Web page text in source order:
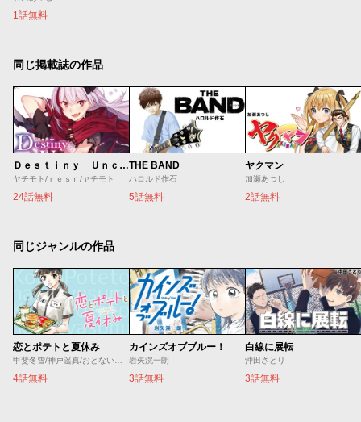
1話無料
同じ掲載誌の作品
Ｄｅｓｔｉｎｙ Ｕｎｃｈａｉｎ Ｏｎｌｉｎｅ 吸血鬼少女となって、やがて『赤の魔王』と呼ばれるようになりました
ヤチモト/ｒｅｓｎ/ヤチモト
24話無料
THE BAND
ハロルド作石
5話無料
ヤクマン
加瀬あつし
2話無料
同じジャンルの作品
恋とポテトと夏休み
4話無料
カインズオブブルー！
岩矢滉一朗
3話無料
白線に展転
沖田さとり
3話無料